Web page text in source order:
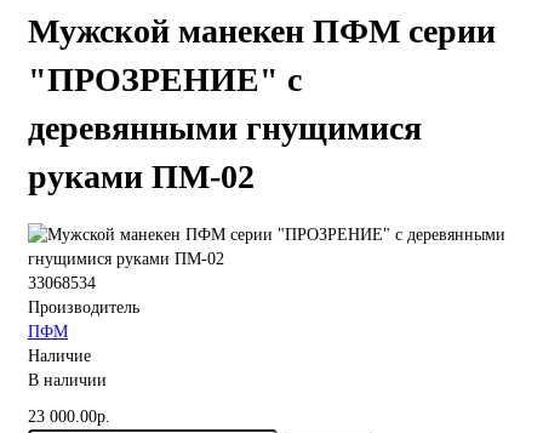
Мужской манекен ПФМ серии
"ПРОЗРЕНИЕ" с
деревянными гнущимися
руками ПМ-02
33068534
Производитель
ПФМ
Наличие
В наличии
23 000.00р.